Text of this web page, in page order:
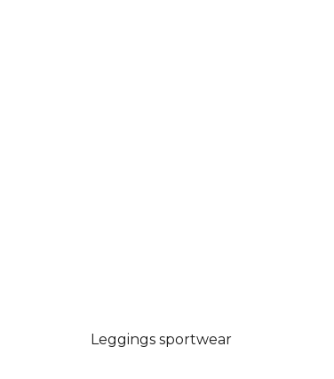
Leggings sportwear